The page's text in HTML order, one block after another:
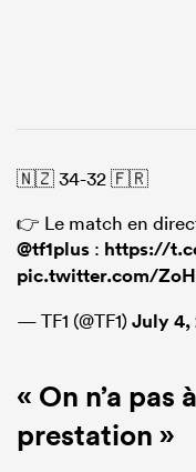
🇳🇿 34-32 🇫🇷
👉 Le match en
@tf1plus : https://
pic.twitter.com/
— TF1 (@TF1)July 4,
« On n’a
prestation »